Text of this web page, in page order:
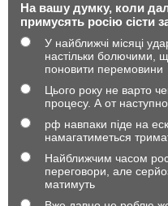
На вашу думку, коли
примусять росію сісти
У найближчі місяці
настільки болючими,
поновити перемовини
Цього року не варто
процесу. А от
рф навпаки піде на
намагатиметься
Найближчим часом
переговори, але
матимуть